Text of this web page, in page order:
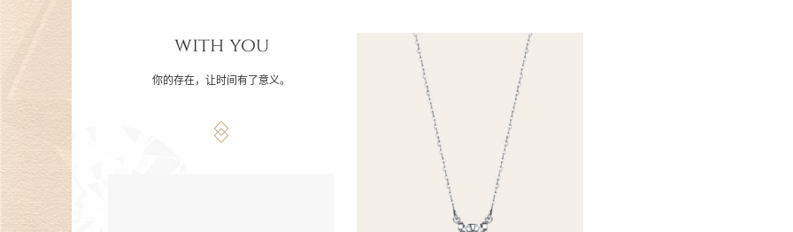
with you
你的存在，让时间有了意义。